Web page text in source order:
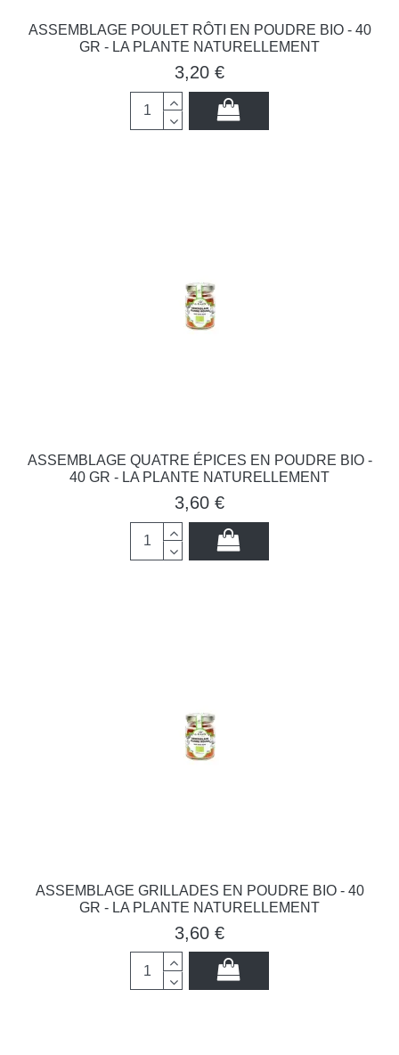
ASSEMBLAGE POULET RÔTI EN POUDRE BIO - 40
GR - LA PLANTE NATURELLEMENT
3,20 €
ASSEMBLAGE QUATRE ÉPICES EN POUDRE BIO -
40 GR - LA PLANTE NATURELLEMENT
3,60 €
ASSEMBLAGE GRILLADES EN POUDRE BIO - 40
GR - LA PLANTE NATURELLEMENT
3,60 €